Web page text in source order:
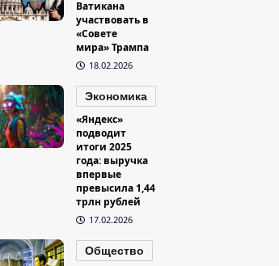
Ватикана
участвовать в
«Совете
мира» Трампа
18.02.2026
Экономика
«Яндекс»
подводит
итоги 2025
года: выручка
впервые
превысила 1,44
трлн рублей
17.02.2026
Общество